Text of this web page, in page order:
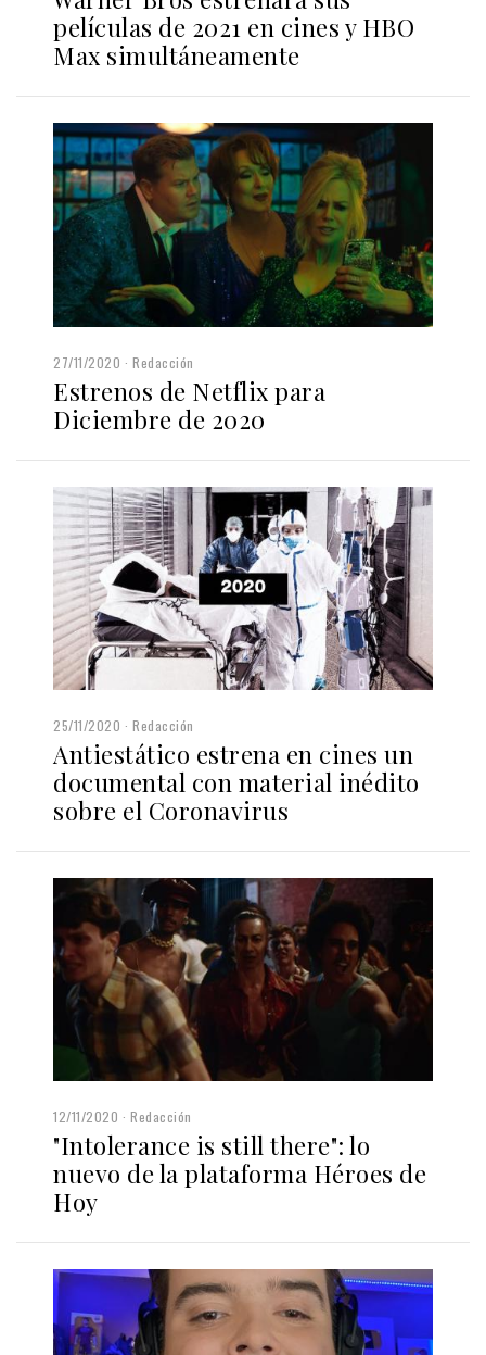
películas de 2021 en cines y HBO
Max simultáneamente
27/11/2020 Redacción
Estrenos de Netflix para
Diciembre de 2020
25/11/2020 Redacción
Antiestático estrena en cines un
documental con material inédito
sobre el Coronavirus
12/11/2020 Redacción
"Intolerance is still there": lo
nuevo de la plataforma Héroes de
Hoy